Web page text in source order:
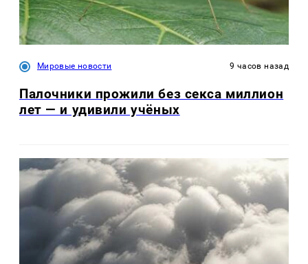
Мировые новости 9 часов назад
Палочники прожили без секса миллион
лет — и удивили учёных